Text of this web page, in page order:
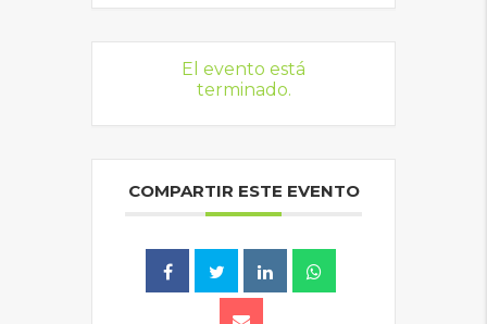
El evento está
terminado.
COMPARTIR ESTE EVENTO